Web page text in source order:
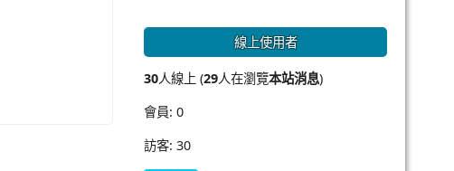
線上使用者
30人線上 (29人在瀏覽本站消息)
會員: 0
訪客: 30